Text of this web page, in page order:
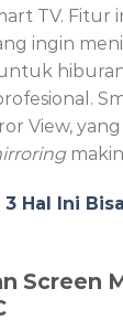
TV. Fitur
ingin
View,
3 Hal Ini
Screen